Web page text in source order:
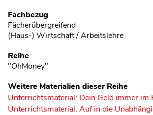
Fachbezug
Fächerübergreifend
(Haus-) Wirtschaft / Arbeitslehre
Reihe
"OhMoney"
Weitere Materialien dieser Reihe
Unterrichtsmaterial: Dein Geld immer im
Unterrichtsmaterial: Auf in die